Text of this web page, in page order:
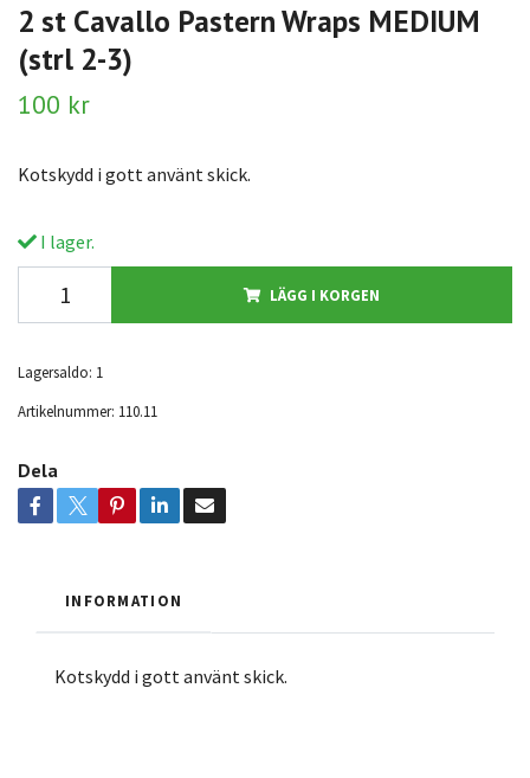
2 st Cavallo Pastern Wraps MEDIUM
(strl 2-3)
100 kr
Kotskydd i gott använt skick.
I lager.
LÄGG I KORGEN
Lagersaldo: 1
Artikelnummer: 110.11
Dela
INFORMATION
Kotskydd i gott använt skick.